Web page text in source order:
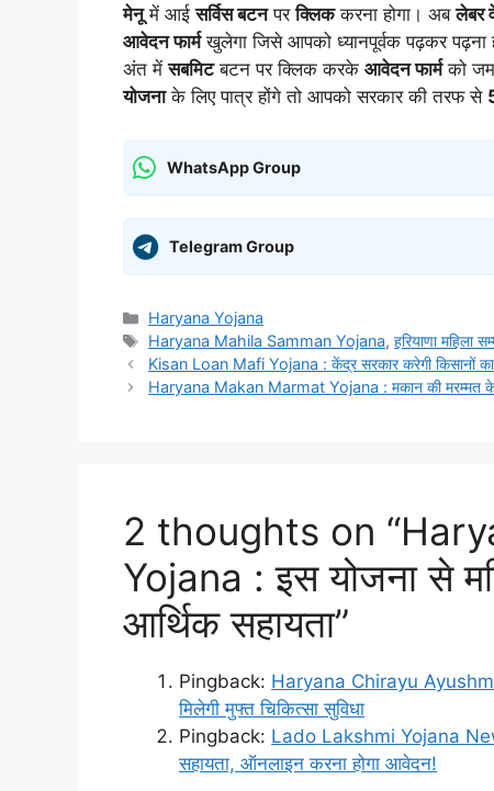
मेनूमें आईसर्विस बटनपरक्लिककरना होगा। अबलेबर
आवेदन फार्मखुलेगा जिसे आपको ध्यानपूर्वक पढ़कर पढ़ना
अंत मेंसबमिटबटन पर क्लिक करके आवेदन फार्मको
योजनाके लिए पात्र होंगे तो आपको सरकार की तरफ से
WhatsApp Group
Telegram Group
Categories
Haryana Yojana
Tags
Haryana Mahila Samman Yojana,हरियाणा महिला
Kisan Loan Mafi Yojana : केंद्र सरकार करेगी किसानों का
Haryana Makan Marmat Yojana : मकान की मरम्मत के
2 thoughts on
Yojana : इस योजना से
आर्थिक सहायता”
Pingback: Haryana Chirayu
मिलेगी मुफ्त चिकित्सा सुविधा
Pingback: Lado Lakshmi Yojana
सहायता, ऑनलाइन करना होगा आवेदन!